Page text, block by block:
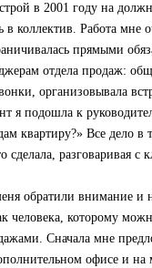
в 2001 году на
в коллектив. Работа мне
прямыми
отдела продаж:
организовывала
я подошла к
квартиру?» Все дело в
сделала, разговаривая с
обратили внимание и
человека, которому
Сначала мне
офисе и на